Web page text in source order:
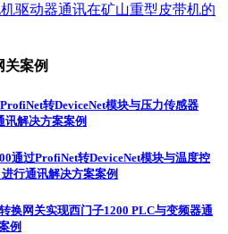
驱动器通讯在矿山重型皮带机的
关案例
转DeviceNet模块与压力传感器
讯解决方案案例
通过ProfiNet转DeviceNet模块与温度控
行通讯解决方案案例
换网关实现西门子1200 PLC与变频器通
例